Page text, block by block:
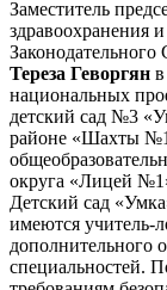
Заместитель
здравоохранения
Законодательного
Тереза Геворгян
национальных
детский сад №3
районе «Шахты
округа «Лицей
Детский сад
имеются учитель-
дополнительного
специальностей.